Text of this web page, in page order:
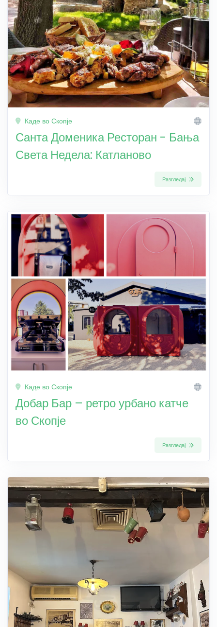
Каде во Скопје
Санта Доменика Ресторан - Бања
Света Недела: Катланово
Разгледај
Каде во Скопје
Добар Бар – ретро урбано катче
во Скопје
Разгледај